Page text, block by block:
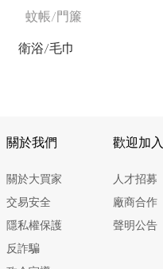
蚊帳/門簾
衛浴/毛巾
關於我們
關於大買家
交易安全
隱私權保護
反詐騙
歡迎加入
人才招募
廠商合作
聲明公告